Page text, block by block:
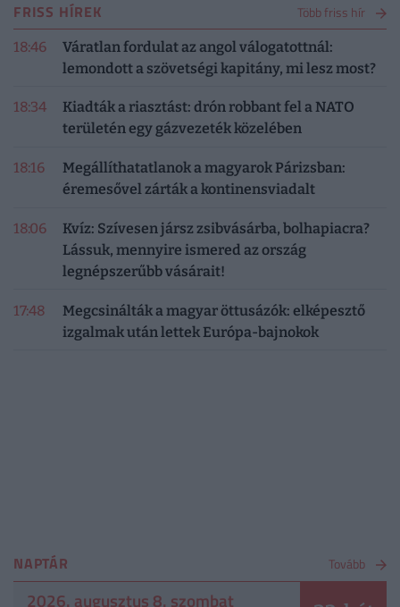
FRISS HÍREK Több friss hír
18:46
Váratlan fordulat az angol válogatottnál:
lemondott a szövetségi kapitány, mi lesz most?
18:34
Kiadták a riasztást: drón robbant fel a NATO
területén egy gázvezeték közelében
18:16
Megállíthatatlanok a magyarok Párizsban:
éremesővel zárták a kontinensviadalt
18:06
Kvíz: Szívesen jársz zsibvásárba, bolhapiacra?
Lássuk, mennyire ismered az ország
legnépszerűbb vásárait!
17:48
Megcsinálták a magyar öttusázók: elképesztő
izgalmak után lettek Európa-bajnokok
NAPTÁR Tovább
2026. augusztus 8. szombat